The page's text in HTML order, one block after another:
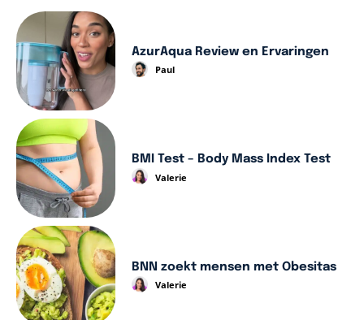
AzurAqua Review en Ervaringen
Paul
BMI Test – Body Mass Index Test
Valerie
BNN zoekt mensen met Obesitas
Valerie